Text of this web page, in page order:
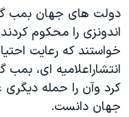
جستجوویژه برنامه‌ها
ویدیوها
فرهنگ و زندگی
حقوق شهروندی
۲۵۰سالگی آمریکا
بایگانی برنامه‌های
مستندها
انتخابات ریاست جمهوری
یادگیری زبان انگلیسی
دنبال کنید
دولت های جهان بمب
اندونزی را محکوم
خواستند که رعايت
انتشاراعلاميه ای،
کرد وآن را حمله
جهان دانست.